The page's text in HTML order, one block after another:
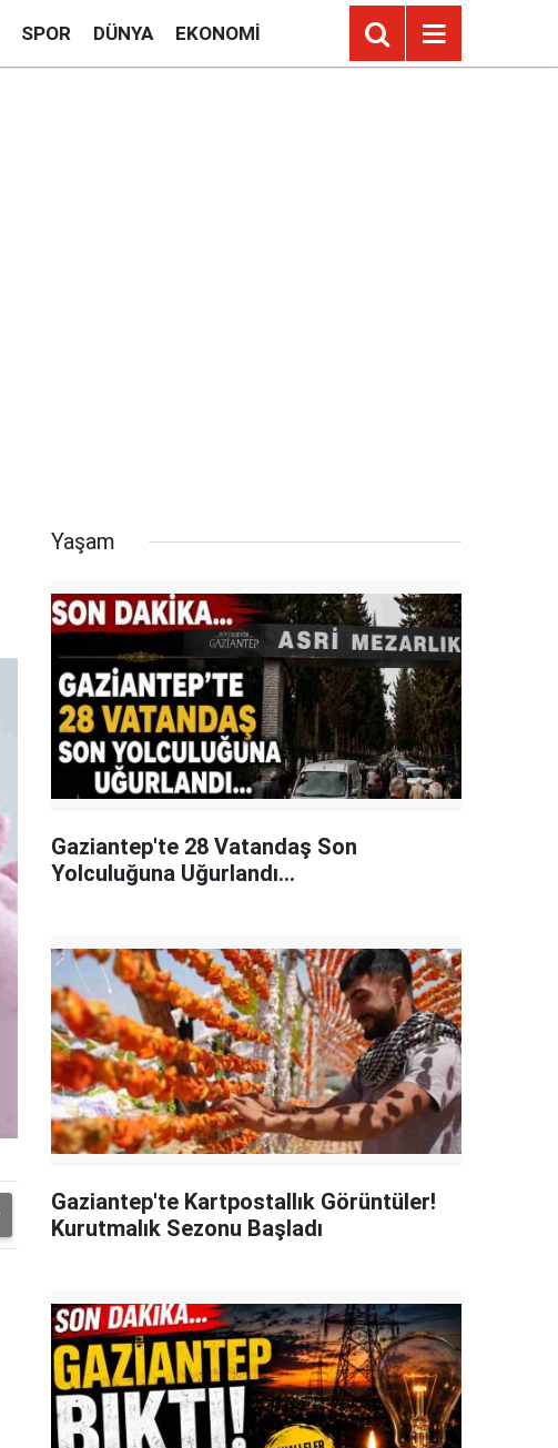
SPOR DÜNYA EKONOMI
Yaşam
Gaziantep'te 28 Vatandaş Son
Yolculuğuna Uğurlandı...
Gaziantep'te Kartpostallık Görüntüler!
Kurutmalık Sezonu Başladı